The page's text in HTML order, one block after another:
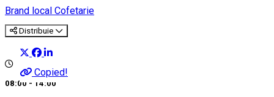
Brand local Cofetarie
Distribuie
Copied!
08:00 - 14:00